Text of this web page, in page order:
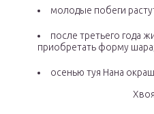
молодые побеги
после третьего года
приобретать форму шара;
осенью туя Нана